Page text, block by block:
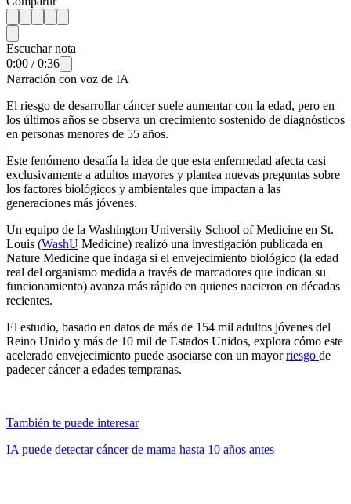
Escuchar nota
0:00 /0:36
Narración con voz de IA
El riesgo de desarrollar cáncer suele aumentar con la edad, pero en
los últimos años se observa un crecimiento sostenido de diagnósticos
en personas menores de 55 años.
Este fenómeno desafía la idea de que esta enfermedad afecta casi
exclusivamente a adultos mayores y plantea nuevas preguntas sobre
los factores biológicos y ambientales que impactan a las
generaciones más jóvenes.
Un equipo de la Washington University School of Medicine en St.
Louis (WashU Medicine) realizó una investigación publicada en
Nature Medicine que indaga si el envejecimiento biológico (la edad
real del organismo medida a través de marcadores que indican su
funcionamiento) avanza más rápido en quienes nacieron en décadas
recientes.
El estudio, basado en datos de más de 154 mil adultos jóvenes del
Reino Unido y más de 10 mil de Estados Unidos, explora cómo este
acelerado envejecimiento puede asociarse con un mayorriesgo de
padecer cáncer a edades tempranas.
También te puede interesar
IA puede detectar cáncer de mama hasta 10 años antes